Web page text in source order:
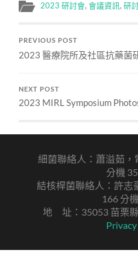
2023 研討會,會議資訊,研
PREVIOUS POST
2023 醫療院所及社區抗藥菌
NEXT POST
2023 MIRL Symposium
細菌聯絡人：蕭溢茹
分機
結核桿菌聯絡人：許
166 分
地 址：35053 苗栗縣